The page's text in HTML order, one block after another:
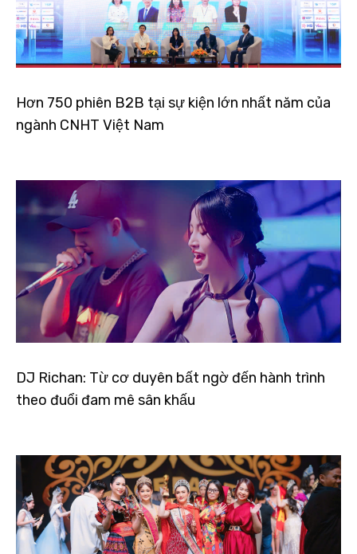
Hơn 750 phiên B2B tại sự kiện lớn nhất năm của
ngành CNHT Việt Nam
DJ Richan: Từ cơ duyên bất ngờ đến hành trình
theo đuổi đam mê sân khấu